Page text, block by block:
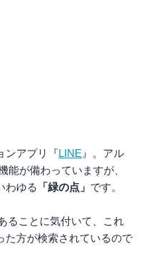
ンアプリ『LINE 』。アル
能が備わっていますが、
わゆる
「緑の点」 です。
ることに気付いて、これ
た方が検索されているので